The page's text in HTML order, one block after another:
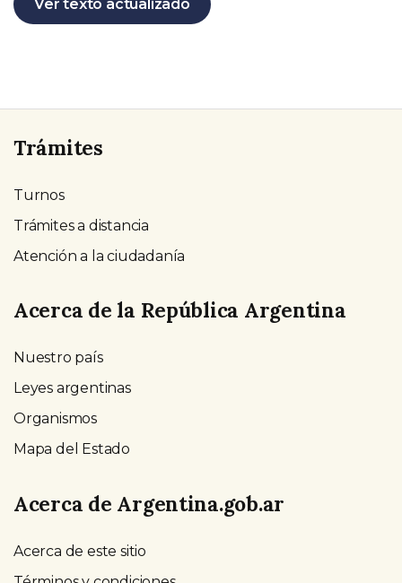
Ver texto actualizado
Trámites
Turnos
Trámites a distancia
Atención a la ciudadanía
Acerca de la República Argentina
Nuestro país
Leyes argentinas
Organismos
Mapa del Estado
Acerca de Argentina.gob.ar
Acerca de este sitio